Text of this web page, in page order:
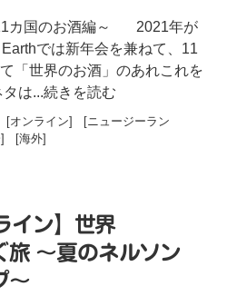
カ国のお酒編～ 2021年が
では新年会を兼ねて、11
「世界のお酒」のあれこれを
は...続きを読む
[オンライン] [ニュージーラン
] [海外]
イン】世界
～夏のネルソン
～